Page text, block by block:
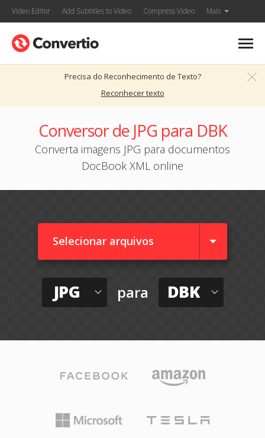
Video Editor Add Subtitles to Video Compress Video Mais
Precisa do Reconhecimento de Texto?
Reconhecer texto
Conversor de JPG para DBK
Converta imagens JPG para documentos
DocBook XML online
Selecionar arquivos
JPG para DBK